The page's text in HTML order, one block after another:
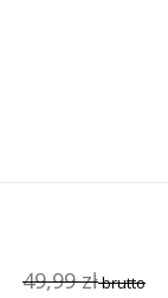
49,99 złbrutto